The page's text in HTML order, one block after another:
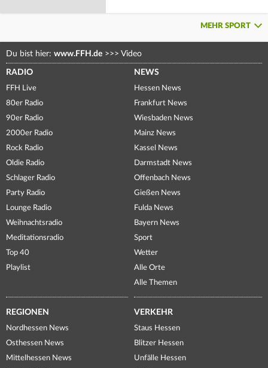
MEHR SPORT
Du bist hier: www.FFH.de >>> Video
RADIO
FFH Live
80er Radio
90er Radio
2000er Radio
Rock Radio
Oldie Radio
Schlager Radio
Party Radio
Lounge Radio
Weihnachtsradio
Meditationsradio
Top 40
Playlist
NEWS
Hessen News
Frankfurt News
Wiesbaden News
Mainz News
Kassel News
Darmstadt News
Offenbach News
Gießen News
Fulda News
Bayern News
Sport
Wetter
Alle Orte
Alle Themen
REGIONEN
Nordhessen News
Osthessen News
Mittelhessen News
VERKEHR
Staus Hessen
Blitzer Hessen
Unfälle Hessen